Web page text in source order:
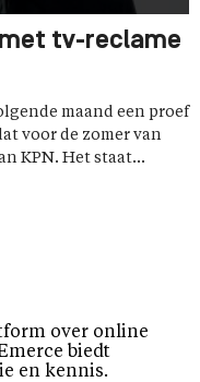
tv-reclame
maand een proef
voor de zomer van
KPN. Het staat...
over online
biedt
en kennis.